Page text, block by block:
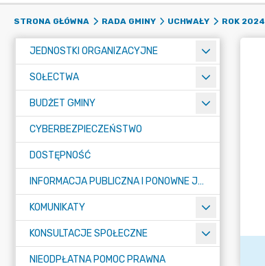
STRONA GŁÓWNA RADA GMINY UCHWAŁY ROK 2024
JEDNOSTKI ORGANIZACYJNE
SOŁECTWA
BUDŻET GMINY
CYBERBEZPIECZEŃSTWO
DOSTĘPNOŚĆ
INFORMACJA PUBLICZNA I PONOWNE JEJ WYKORZYSTYWANIE
KOMUNIKATY
KONSULTACJE SPOŁECZNE
NIEODPŁATNA POMOC PRAWNA